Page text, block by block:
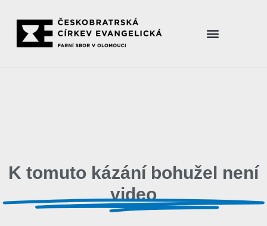
K tomuto kázání bohužel není
video